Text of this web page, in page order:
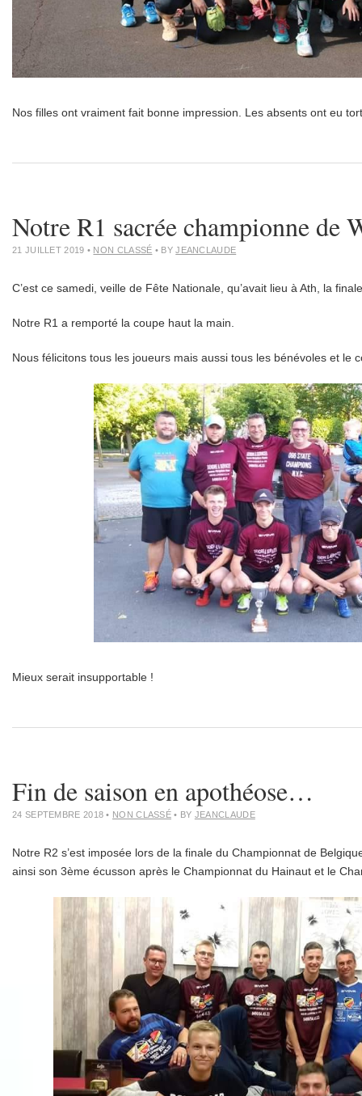
Nos filles ont vraiment fait bonne impression. Les absents ont eu
Notre R1 sacrée championne de
21 JUILLET 2019 • NON CLASSÉ • BYJEANCLAUDE
C’est ce samedi, veille de Fête Nationale, qu’avait lieu à Ath, la
Notre R1 a remporté la coupe haut la main.
Nous félicitons tous les joueurs mais aussi tous les bénévoles et le
Mieux serait insupportable !
Fin de saison en apothéose…
24 SEPTEMBRE 2018 • NON CLASSÉ • BY JEANCLAUDE
Notre R2 s’est imposée lors de la finale du Championnat de
ainsi son 3ème écusson après le Championnat du Hainaut et le